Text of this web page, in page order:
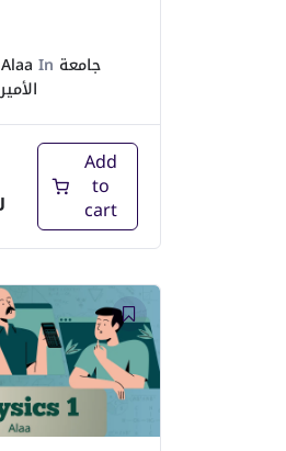
In جامعة
Add
to
cart